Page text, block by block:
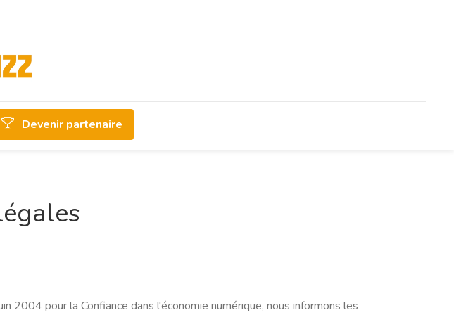
Devenir partenaire
pour la Confiance dans l'économie numérique, nous informons les